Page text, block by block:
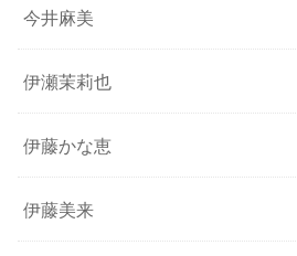
今井麻美
伊瀬茉莉也
伊藤かな恵
伊藤美来